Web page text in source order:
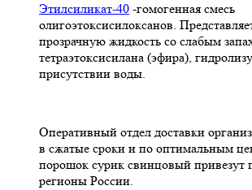
Этилсиликат-40 -гомогенная смесь
олигоэтоксисилоксанов.
прозрачную жидкость со слабым
тетраэтоксисилана (эфира),
присутствии воды.
Оперативный отдел доставки
в сжатые сроки и по оптимальным
порошок сурик свинцовый привезут
регионы России.